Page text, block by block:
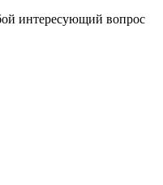
интересующий вопрос